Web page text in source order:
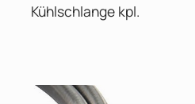
Kühlschlange kpl.